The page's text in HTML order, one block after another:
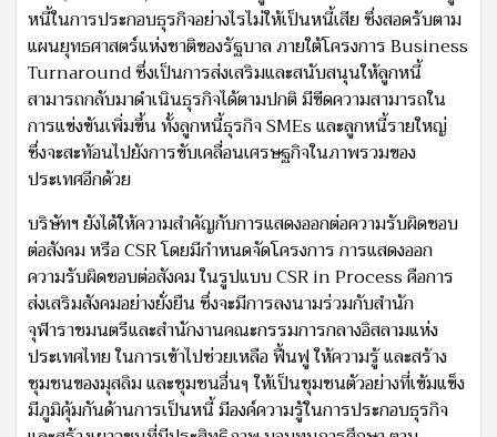
หนี้ในการประกอบธุรกิจอย่างไรไม่ให้เป็นหนี้เสีย ซึ่งสอดรับตาม
แผนยุทธศาสตร์แห่งชาติของรัฐบาล ภายใต้โครงการ Business
Turnaround ซึ่งเป็นการส่งเสริมและสนับสนุนให้ลูกหนี้
สามารถกลับมาดำเนินธุรกิจได้ตามปกติ มีขีดความสามารถใน
การแข่งขันเพิ่มขึ้น ทั้งลูกหนี้ธุรกิจ SMEs และลูกหนี้รายใหญ่
ซึ่งจะสะท้อนไปยังการขับเคลื่อนเศรษฐกิจในภาพรวมของ
ประเทศอีกด้วย
บริษัทฯ ยังได้ให้ความสำคัญกับการแสดงออกต่อความรับผิดชอบ
ต่อสังคม หรือ CSR โดยมีกำหนดจัดโครงการ การแสดงออก
ความรับผิดชอบต่อสังคม ในรูปแบบ CSR in Process คือการ
ส่งเสริมสังคมอย่างยั่งยืน ซึ่งจะมีการลงนามร่วมกับสำนัก
จุฬาราชมนตรีและสำนักงานคณะกรรมการกลางอิสลามแห่ง
ประเทศไทย ในการเข้าไปช่วยเหลือ ฟื้นฟู ให้ความรู้ และสร้าง
ชุมชนของมุสลิม และชุมชนอื่นๆ ให้เป็นชุมชนตัวอย่างที่เข้มแข็ง
มีภูมิคุ้มกันด้านการเป็นหนี้ มีองค์ความรู้ในการประกอบธุรกิจ